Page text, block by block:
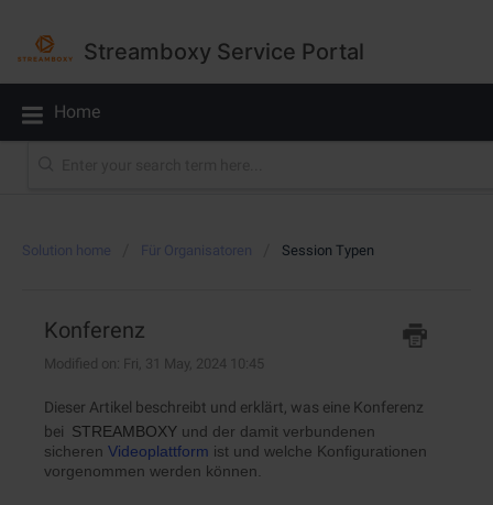
Streamboxy Service Portal
Home
Solution home Für Organisatoren Session Typen
Konferenz
Modified on: Fri, 31 May, 2024 10:45
Dieser Artikel beschreibt und erklärt, was eine Konferenz
bei STREAMBOXY und der damit verbundenen
sicheren Videoplattform ist und welche Konfigurationen
vorgenommen werden können.